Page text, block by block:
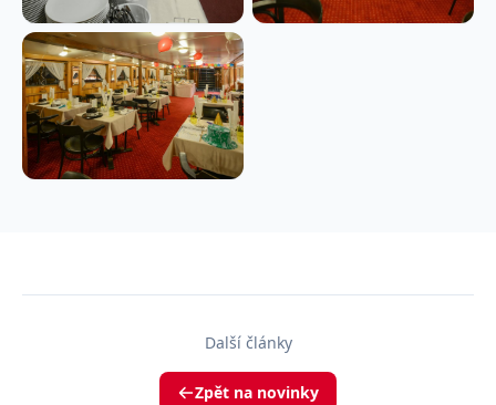
Další články
Zpět na novinky